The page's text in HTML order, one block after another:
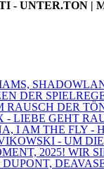
- UNTER.TON |
DER
RAUSCH DER
- LIEBE GEHT
I AM THE FLY -
- UM
2025! WIR